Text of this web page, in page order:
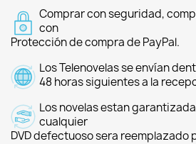
Comprar con seguridad,
con
Protección de compra de PayPal.
Los Telenovelas se envían
48 horas siguientes a la
Los novelas estan
cualquier
DVD defectuoso sera reemplazado